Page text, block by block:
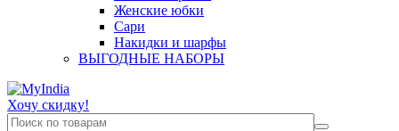
Женские юбки
Сари
Накидки и шарфы
ВЫГОДНЫЕ НАБОРЫ
Хочу скидку!